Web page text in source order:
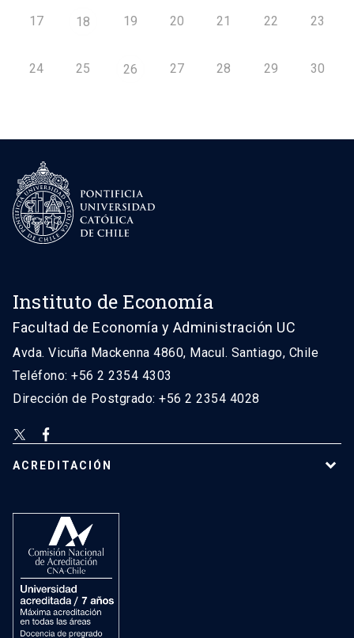
17 18 19 20 21 22 23
24 25 26 27 28 29 30
Instituto de Economía
Facultad de Economía y Administración UC
Avda. Vicuña Mackenna 4860, Macul. Santiago, Chile
Teléfono: +56 2 2354 4303
Dirección de Postgrado: +56 2 2354 4028
ACREDITACIÓN